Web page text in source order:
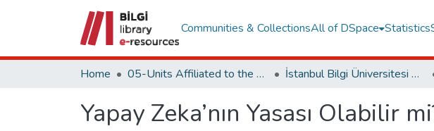
Communities & CollectionsAll of DSpace Statistics
Home 05-Units Affiliated to the Rectorate İstanbul Bilgi Üniversitesi Dergileri
Yapay Zeka’nın Yasası Olabilir